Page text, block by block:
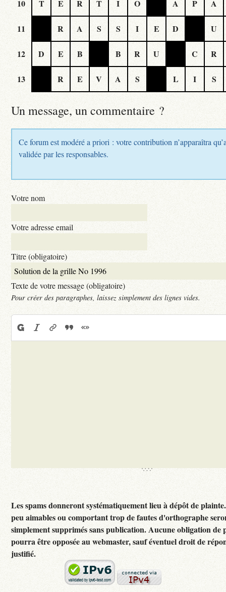
10 T E R T I O A P A
11 R A S S I E D U
12 D E B B R U C R
13 R E V A S L I S
Un message, un commentaire ?
Ce forum est modéré a priori : votre contribution n’apparaîtra
validée par les responsables.
Votre nom
Votre adresse email
Titre (obligatoire)
Texte de votre message (obligatoire)
Pour créer des paragraphes, laissez simplement des lignes vides.
Les spams donneront systématiquement lieu à dépôt de plainte.
peu aimables ou comportant trop de fautes d'orthographe
simplement supprimés sans publication. Aucune obligation de
pourra être opposée au webmaster, sauf éventuel droit de
justifié.